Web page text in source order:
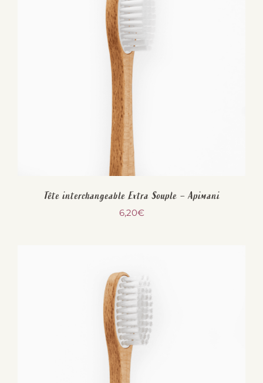
Tête interchangeable Extra Souple – Apimani
6,20€